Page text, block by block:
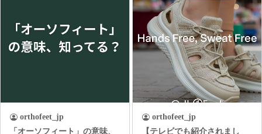
orthofeet_jp
「オーソフィート」の意味、
orthofeet_jp
【テレビでも紹介されまし